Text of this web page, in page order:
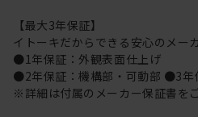
【最大3年保証】
イトーキだからできる安心のメー
●1年保証：外観表面仕上げ
●2年保証：機構部・可動部 ●3年
※詳細は付属のメーカー保証書を